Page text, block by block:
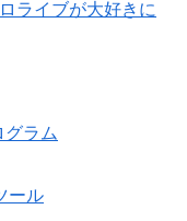
ライブが大好きに
ラム
ール